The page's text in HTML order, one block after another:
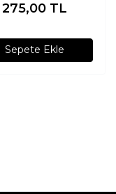
275,00 TL
Sepete Ekle